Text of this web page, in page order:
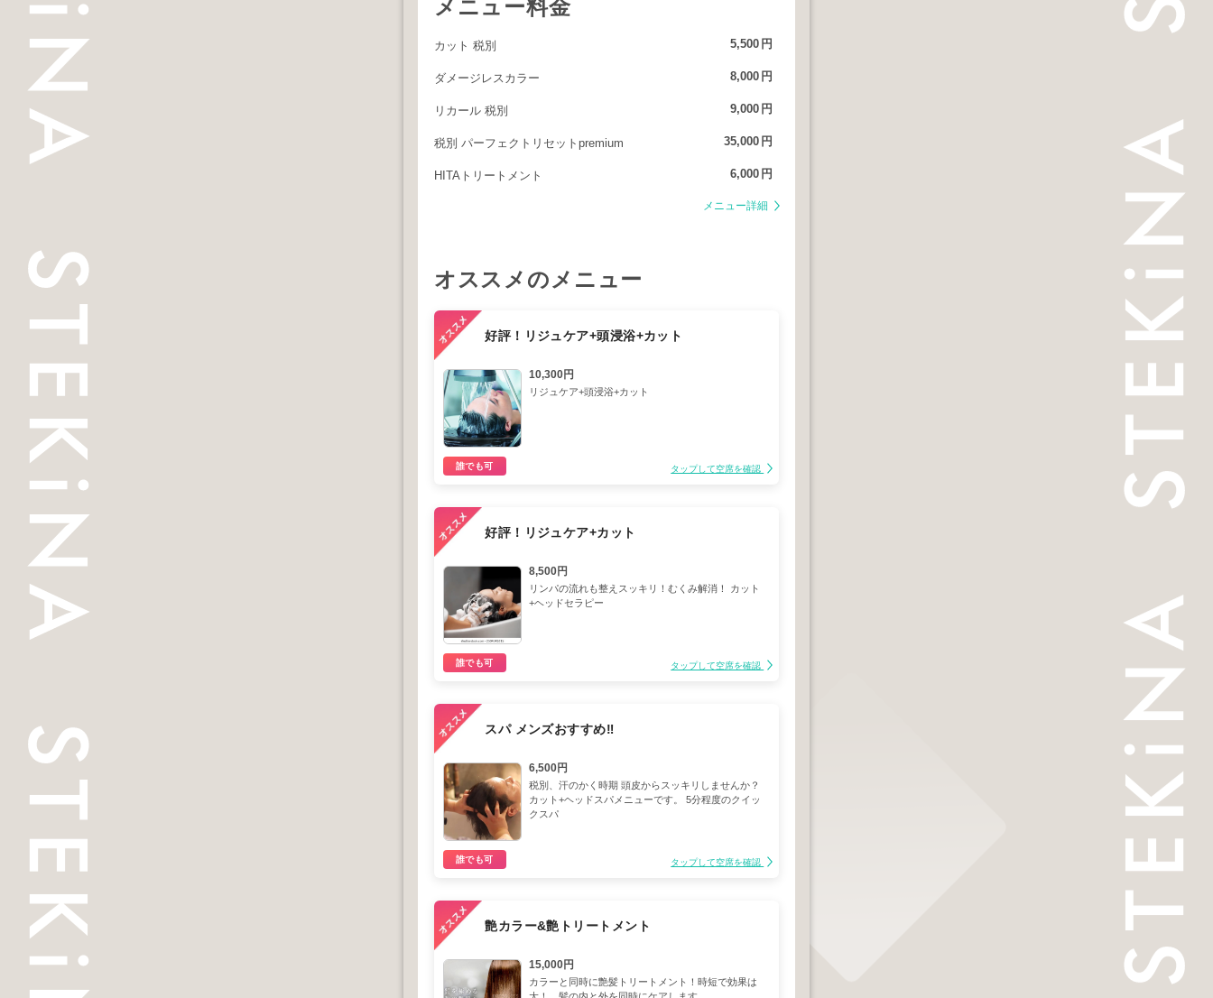
メニュー料金
カット 税別 5,500 円
ダメージレスカラー 8,000 円
リカール 税別 9,000 円
税別 パーフェクトリセットpremium 35,000 円
HITAトリートメント 6,000 円
メニュー詳細
オススメのメニュー
好評！リジュケア+頭浸浴+カット
10,300円
リジュケア+頭浸浴+カット
誰でも可 タップして空席を確認
好評！リジュケア+カット
8,500円
リンパの流れも整えスッキリ！むくみ解消！ カット
+ヘッドセラピー
誰でも可 タップして空席を確認
スパ メンズおすすめ‼️
6,500円
税別、汗のかく時期 頭皮からスッキリしませんか？
カット+ヘッドスパメニューです。 5分程度のクイッ
クスパ
誰でも可 タップして空席を確認
艶カラー&艶トリートメント
15,000円
カラーと同時に艶髪トリートメント！時短で効果は